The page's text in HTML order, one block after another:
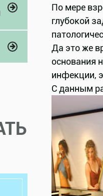
По мере
глубокой
Да это же
основания
инфекции,
С данным